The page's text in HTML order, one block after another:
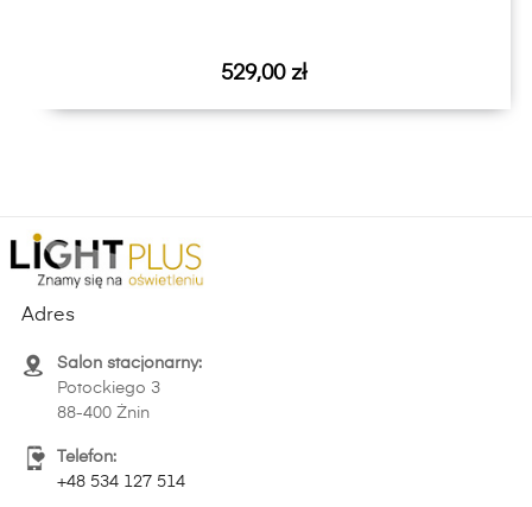
Cena
529,00 zł
Adres
Salon stacjonarny:
Potockiego 3
88-400 Żnin
Telefon:
+48 534 127 514